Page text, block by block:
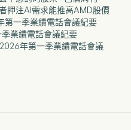
押注AI需求能推高AMD股價
一季業績電話會議紀要
業績電話會議紀要
年第一季業績電話會議